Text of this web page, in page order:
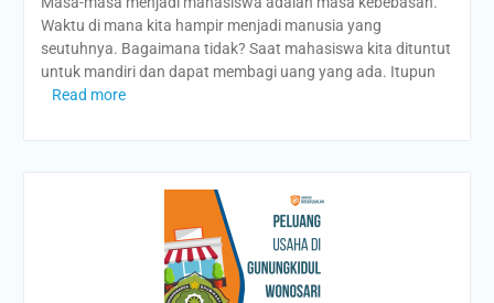
Waktu di mana kita hampir menjadi manusia yang
seutuhnya. Bagaimana tidak? Saat mahasiswa kita dituntut
untuk mandiri dan dapat membagi uang yang ada. Itupun
Read more